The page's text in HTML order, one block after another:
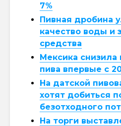
7%
Пивная дробина
качество воды и
средства
Мексика снизила
пива впервые с
На датской
хотят добиться
безотходного
На торги